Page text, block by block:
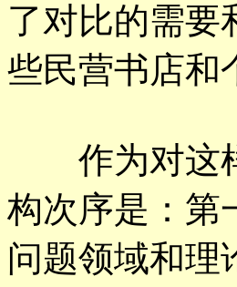
了对比的需要
些民营书店和
作为对这样
构次序是：第
问题领域和理